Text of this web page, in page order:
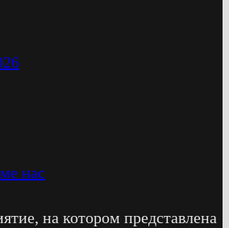
нас
на котором представлена